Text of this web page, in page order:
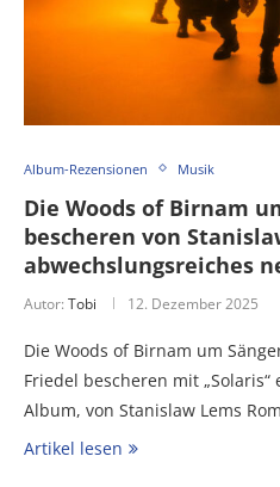
Album-Rezensionen Musik
Die Woods of Birnam
bescheren von
abwechslungsreiches
Autor: Tobi 12. Dezember 2025
Die Woods of Birnam um
Friedel bescheren mit
Album, von Stanislaw Lems
Artikel lesen